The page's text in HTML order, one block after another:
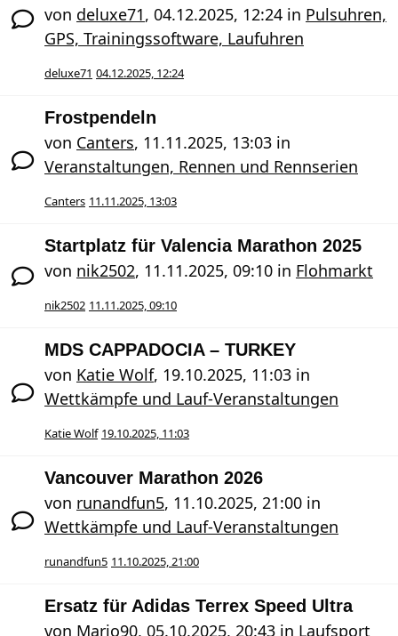
von deluxe71, 04.12.2025, 12:24 in Pulsuhren,
GPS, Trainingssoftware, Laufuhren
deluxe71 04.12.2025, 12:24
Frostpendeln
von Canters, 11.11.2025, 13:03 in
Veranstaltungen, Rennen und Rennserien
Canters 11.11.2025, 13:03
Startplatz für Valencia Marathon 2025
von nik2502, 11.11.2025, 09:10 in Flohmarkt
nik2502 11.11.2025, 09:10
MDS CAPPADOCIA – TURKEY
von Katie Wolf, 19.10.2025, 11:03 in
Wettkämpfe und Lauf-Veranstaltungen
Katie Wolf 19.10.2025, 11:03
Vancouver Marathon 2026
von runandfun5, 11.10.2025, 21:00 in
Wettkämpfe und Lauf-Veranstaltungen
runandfun5 11.10.2025, 21:00
Ersatz für Adidas Terrex Speed Ultra
von Mario90, 05.10.2025, 20:43 in Laufsport